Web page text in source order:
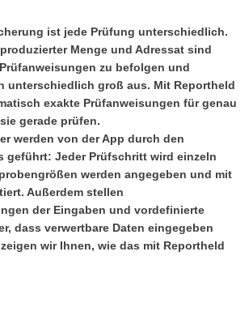
ist jede Prüfung unterschiedlich.
Menge und Adressat sind
zu befolgen und
unterschiedlich groß aus. Mit Reportheld
exakte Prüfanweisungen für genau
gerade prüfen.
werden von der App durch den
geführt: Jeder Prüfschritt wird einzeln
werden angegeben und mit
Außerdem stellen
der Eingaben und vordefinierte
dass verwertbare Daten eingegeben
wir Ihnen, wie das mit Reportheld